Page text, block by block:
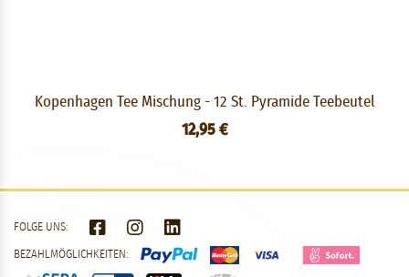
Kopenhagen Tee Mischung - 12 St. Pyramide Teebeutel
12,95 €
FOLGE UNS:
BEZAHLMÖGLICHKEITEN: